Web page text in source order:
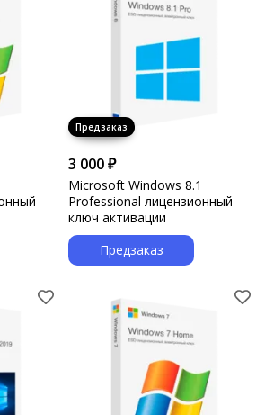
3 000 ₽
Microsoft Windows 8.1
Professional лицензионный
ключ активации
Предзаказ